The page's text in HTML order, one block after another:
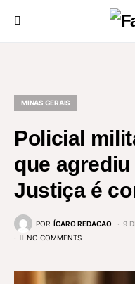
MINAS GERAIS
Policial
que
Justiça é
POR ÍCARO REDACAO 9
NO COMMENTS